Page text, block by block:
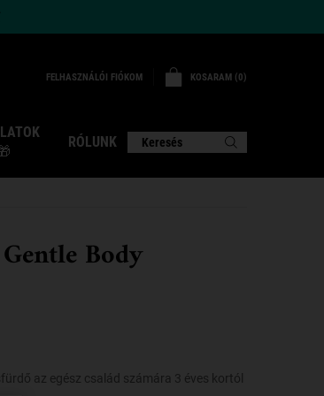
FELHASZNÁLÓI FIÓKOM KOSARAM 0
0 TERMÉK
RÓLUNK Keresés
Body
az egész család számára 3 éves kortól